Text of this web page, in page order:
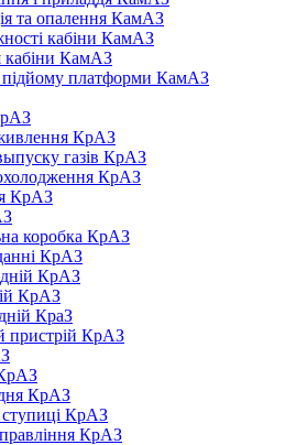
та опалення КамАЗ
кабіни КамАЗ
кабіни КамАЗ
підйому платформи КамАЗ
КрАЗ
газів КрАЗ
КрАЗ
КрАЗ
коробка КрАЗ
КрАЗ
КрАЗ
КрАЗ
КраЗ
пристрій КрАЗ
КрАЗ
ступиці КрАЗ
КрАЗ